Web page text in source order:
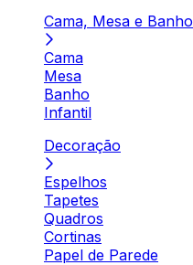
Cama, Mesa e Banho
Cama
Mesa
Banho
Infantil
Decoração
Espelhos
Tapetes
Quadros
Cortinas
Papel de Parede